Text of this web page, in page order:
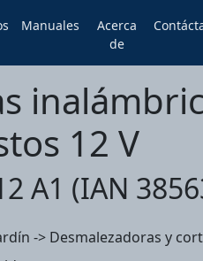
Manuales
Acerca
de
12 V
A1 (IAN
-> Desmalezadoras y